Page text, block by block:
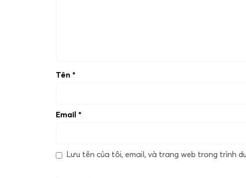
Tên *
Email *
Lưu tên của tôi, email, và trang web trong trình